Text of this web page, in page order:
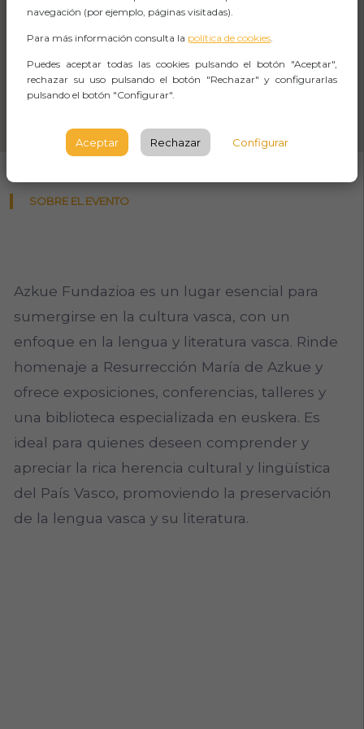
SOBRE EL EVENTO
Azkue Fundazioa es un lugar esencial para
sumergirse en la cultura vasca, con un
enfoque en la lengua y literatura vasca. Rinde
homenaje a Resurrección María de Azkue y
ofrece exposiciones, conferencias, talleres y
una biblioteca especializada en euskera. Es
ideal para quienes deseen comprender y
apreciar la rica herencia cultural y lingüística
del País Vasco, promoviendo la preservación
de la lengua vasca y su literatura.
navegación (por ejemplo, páginas visitadas).
Para más información consulta la política de cookies.
Puedes aceptar todas las cookies pulsando el botón "Aceptar",
rechazar su uso pulsando el botón "Rechazar" y configurarlas
pulsando el botón "Configurar".
Aceptar Rechazar Configurar